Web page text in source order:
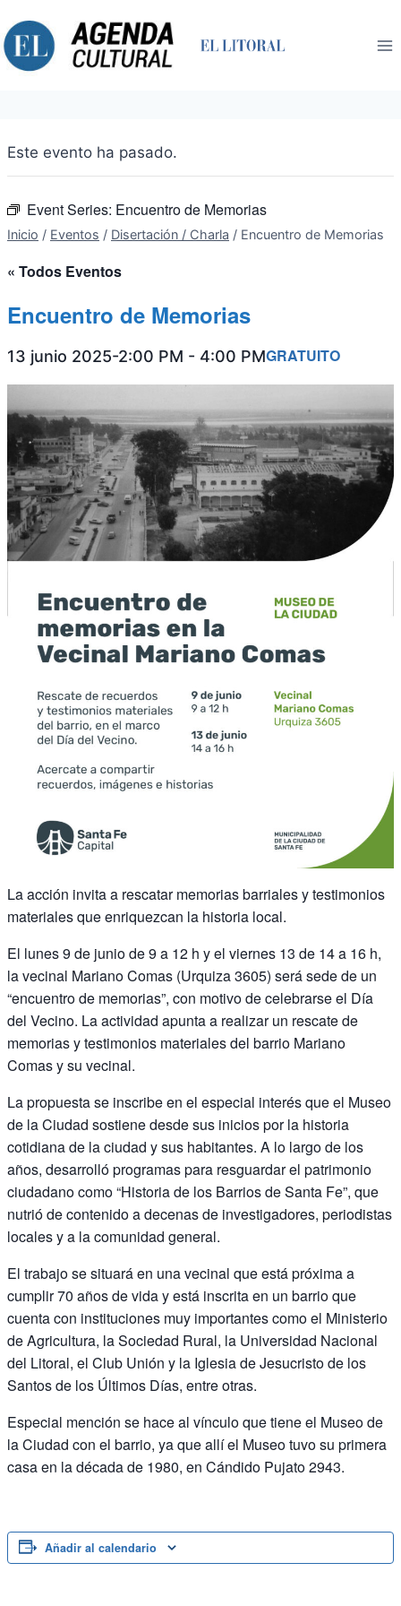
al
contenido
Este evento ha pasado.
Event Series: Encuentro de Memorias
Inicio / Eventos / Disertación / Charla / Encuentro de Memorias
« Todos Eventos
Encuentro de Memorias
13 junio 2025-2:00 PM - 4:00 PMGRATUITO
La acción invita a rescatar memorias barriales y testimonios
materiales que enriquezcan la historia local.
El lunes 9 de junio de 9 a 12 h y el viernes 13 de 14 a 16 h,
la vecinal Mariano Comas (Urquiza 3605) será sede de un
“encuentro de memorias”, con motivo de celebrarse el Día
del Vecino. La actividad apunta a realizar un rescate de
memorias y testimonios materiales del barrio Mariano
Comas y su vecinal.
La propuesta se inscribe en el especial interés que el Museo
de la Ciudad sostiene desde sus inicios por la historia
cotidiana de la ciudad y sus habitantes. A lo largo de los
años, desarrolló programas para resguardar el patrimonio
ciudadano como “Historia de los Barrios de Santa Fe”, que
nutrió de contenido a decenas de investigadores, periodistas
locales y a la comunidad general.
El trabajo se situará en una vecinal que está próxima a
cumplir 70 años de vida y está inscrita en un barrio que
cuenta con instituciones muy importantes como el Ministerio
de Agricultura, la Sociedad Rural, la Universidad Nacional
del Litoral, el Club Unión y la Iglesia de Jesucristo de los
Santos de los Últimos Días, entre otras.
Especial mención se hace al vínculo que tiene el Museo de
la Ciudad con el barrio, ya que allí el Museo tuvo su primera
casa en la década de 1980, en Cándido Pujato 2943.
Añadir al calendario